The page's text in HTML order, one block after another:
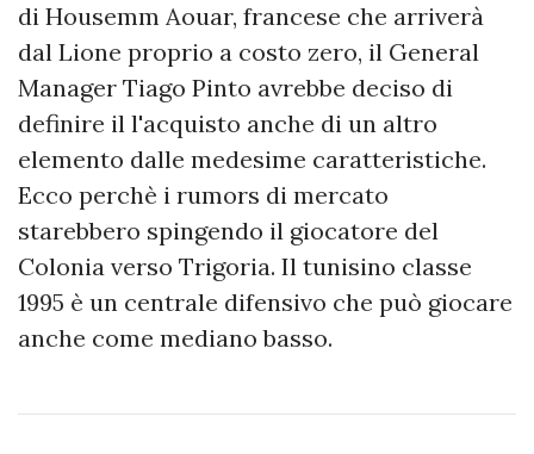
di Housemm Aouar, francese che arriverà
dal Lione proprio a costo zero, il General
Manager Tiago Pinto avrebbe deciso di
definire il l'acquisto anche di un altro
elemento dalle medesime caratteristiche.
Ecco perchè i rumors di mercato
starebbero spingendo il giocatore del
Colonia verso Trigoria. Il tunisino classe
1995 è un centrale difensivo che può giocare
anche come mediano basso.